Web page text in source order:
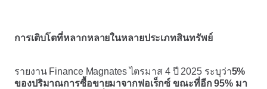
การเติบโตที่หลากหลายในหลายประเภทสินทรัพย์
รายงาน Finance Magnates ไตรมาส 4 ปี 2025 ระบุว่า5%
ของปริมาณการซื้อขายมาจากฟอเร็กซ์ ขณะที่อีก 95% มา